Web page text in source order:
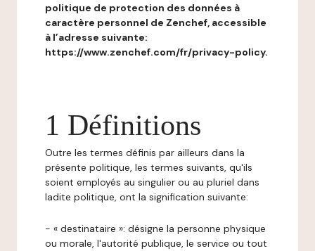
politique de protection des données à
caractère personnel de Zenchef, accessible
à l’adresse suivante:
https://www.zenchef.com/fr/privacy-policy.
1 Définitions
Outre les termes définis par ailleurs dans la
présente politique, les termes suivants, qu'ils
soient employés au singulier ou au pluriel dans
ladite politique, ont la signification suivante:
- « destinataire »: désigne la personne physique
ou morale, l'autorité publique, le service ou tout